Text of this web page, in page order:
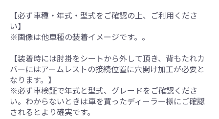
【必ず車種・年式・型式をご確認の上、ご利用くださ
い】
※画像は他車種の装着イメージです。。
【装着時には肘掛をシートから外して頂き、背もたれカ
バーにはアームレストの接続位置に穴開け加工が必要と
なります。】
※必ず車検証で年式と型式、グレードをご確認くださ
い。わからないときは車を買ったディーラー様にご確認
されるとより確実です。